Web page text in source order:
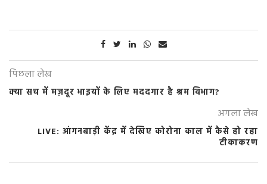
पिछला लेख
क्या सच में मज़दूर भाइयों के लिए मददगार है श्रम विभाग?
अगला लेख
LIVE: आंगनबाड़ी केंद्र में देखिए कोरोना काल में कैसे हो रहा
टीकाकरण